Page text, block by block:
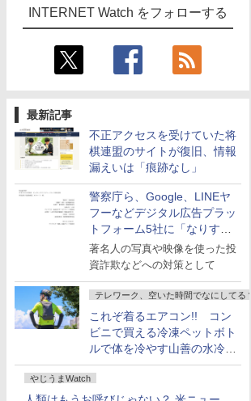
INTERNET Watch をフォローする
最新記事
不正アクセスを受けていた将
棋連盟のサイトが復旧、情報
漏えいは「痕跡なし」
警察庁ら、Google、LINEヤ
フーなどデジタル広告プラッ
トフォーム5社に「なりすま
し詐欺広告」対策強化を要請
著名人の写真や映像を使った投
資詐欺などへの対策として
テレワーク、空いた時間でなにしてる？
これぞ着るエアコン!! コン
ビニで買える冷凍ペットボト
ルで体を冷やす山善の水冷ベ
ストがロードバイクにちょう
どいい【ぼっち・ざ・ろー
ど！その14】
やじうまWatch